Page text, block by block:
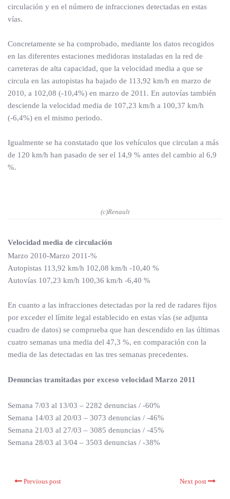
circulación y en el número de infracciones detectadas en estas
vías.
Concretamente se ha comprobado, mediante los datos recogidos
en las diferentes estaciones medidoras instaladas en la red de
carreteras de alta capacidad, que la velocidad media a que se
circula en las autopistas ha bajado de 113,92 km/h en marzo de
2010, a 102,08 (-10,4%) en marzo de 2011. En autovías también
desciende la velocidad media de 107,23 km/h a 100,37 km/h
(-6,4%) en el mismo periodo.
Igualmente se ha constatado que los vehículos que circulan a más
de 120 km/h han pasado de ser el 14,9 % antes del cambio al 6,9
%.
(c)Renault
Velocidad media de circulación
Marzo 2010-Marzo 2011-%
Autopistas 113,92 km/h 102,08 km/h -10,40 %
Autovías 107,23 km/h 100,36 km/h -6,40 %
En cuanto a las infracciones detectadas por la red de radares fijos
por exceder el límite legal establecido en estas vías (se adjunta
cuadro de datos) se comprueba que han descendido en las últimas
cuatro semanas una media del 47,3 %, en comparación con la
media de las detectadas en las tres semanas precedentes.
Denuncias tramitadas por exceso velocidad Marzo 2011
Semana 7/03 al 13/03 – 2282 denuncias / -60%
Semana 14/03 al 20/03 – 3073 denuncias / -46%
Semana 21/03 al 27/03 – 3085 denuncias / -45%
Semana 28/03 al 3/04 – 3503 denuncias / -38%
Previous post Next post